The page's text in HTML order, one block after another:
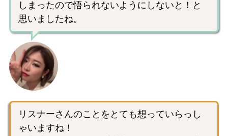
しまったので悟られないようにしないと！と
思いましたね。
リスナーさんのことをとても想っていらっし
ゃいますね！